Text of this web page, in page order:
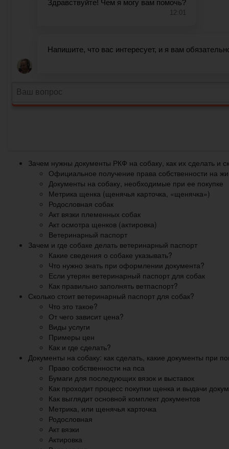
Зачем нужны документы РКФ на собаку, как их сделать и
Официальное получение права собственности на
Документы на собаку, необходимые при ее покупке
Метрика щенка (щенячья карточка, «щенячка»)
Родословная собак
Акт вязки племенных собак
Акт осмотра щенков (актировка)
Ветеринарный паспорт
Зачем и где собаке делать ветеринарный паспорт
Какие сведения о собаке указывать?
Что нужно знать при оформлении документа?
Если утерян ветеринарный паспорт для собак
Как правильно заполнять ветпаспорт?
Сколько стоит ветеринарный паспорт для собак?
Что это такое?
От чего зависит цена?
Виды услуги
Примеры цен
Как и где сделать?
Документы на собаку: как сделать, какие документы при
Право собственности на пса
Бумаги для последующих вязок и выставок
Как проходит процесс покупки щенка и выдачи
Как выглядит основной комплект документов
Метрика, или щенячья карточка
Родословная
Акт вязки
Актировка